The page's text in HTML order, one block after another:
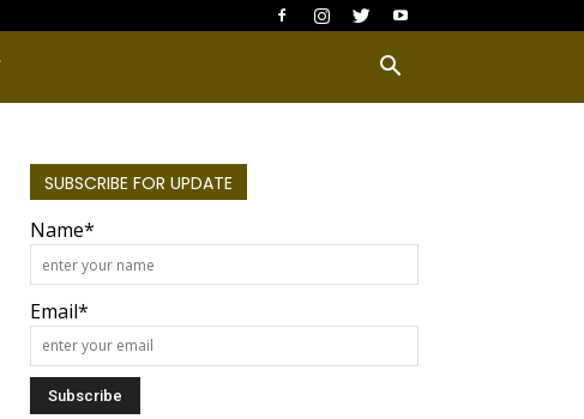
SUBSCRIBE FOR UPDATE
Name*
Email*